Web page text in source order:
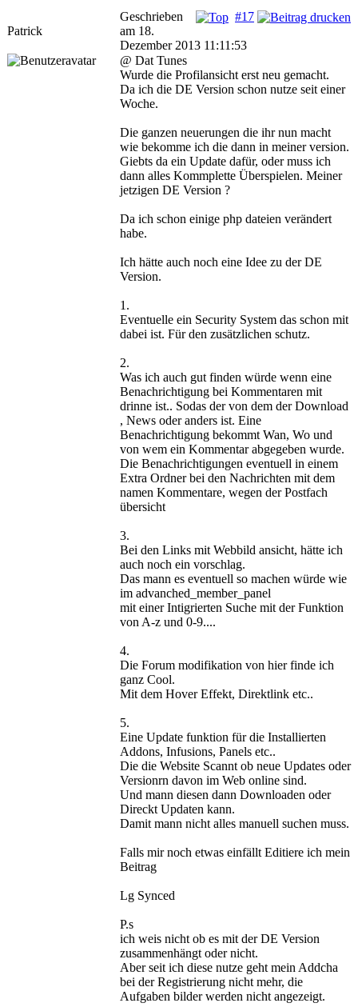
Patrick
#17
Geschrieben
am 18.
Dezember 2013 11:11:53
@ Dat Tunes
Wurde die Profilansicht erst neu gemacht.
Da ich die DE Version schon nutze seit einer
Woche.
Die ganzen neuerungen die ihr nun macht
wie bekomme ich die dann in meiner version.
Giebts da ein Update dafür, oder muss ich
dann alles Kommplette Überspielen. Meiner
jetzigen DE Version ?
Da ich schon einige php dateien verändert
habe.
Ich hätte auch noch eine Idee zu der DE
Version.
1.
Eventuelle ein Security System das schon mit
dabei ist. Für den zusätzlichen schutz.
2.
Was ich auch gut finden würde wenn eine
Benachrichtigung bei Kommentaren mit
drinne ist.. Sodas der von dem der Download
, News oder anders ist. Eine
Benachrichtigung bekommt Wan, Wo und
von wem ein Kommentar abgegeben wurde.
Die Benachrichtigungen eventuell in einem
Extra Ordner bei den Nachrichten mit dem
namen Kommentare, wegen der Postfach
übersicht
3.
Bei den Links mit Webbild ansicht, hätte ich
auch noch ein vorschlag.
Das mann es eventuell so machen würde wie
im advanched_member_panel
mit einer Intigrierten Suche mit der Funktion
von A-z und 0-9....
4.
Die Forum modifikation von hier finde ich
ganz Cool.
Mit dem Hover Effekt, Direktlink etc..
5.
Eine Update funktion für die Installierten
Addons, Infusions, Panels etc..
Die die Website Scannt ob neue Updates oder
Versionrn davon im Web online sind.
Und mann diesen dann Downloaden oder
Direckt Updaten kann.
Damit mann nicht alles manuell suchen muss.
Falls mir noch etwas einfällt Editiere ich mein
Beitrag
Lg Synced
P.s
ich weis nicht ob es mit der DE Version
zusammenhängt oder nicht.
Aber seit ich diese nutze geht mein Addcha
bei der Registrierung nicht mehr, die
Aufgaben bilder werden nicht angezeigt.